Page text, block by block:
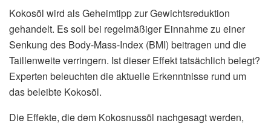
Kokosöl wird als Geheimtipp zur Gewichtsreduktion
gehandelt. Es soll bei regelmäßiger Einnahme zu einer
Senkung des Body-Mass-Index (BMI) beitragen und die
Taillenweite verringern. Ist dieser Effekt tatsächlich belegt?
Experten beleuchten die aktuelle Erkenntnisse rund um
das beleibte Kokosöl.
Die Effekte, die dem Kokosnussöl nachgesagt werden,